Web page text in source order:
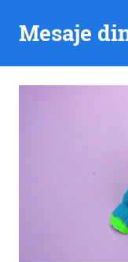
Mesaje